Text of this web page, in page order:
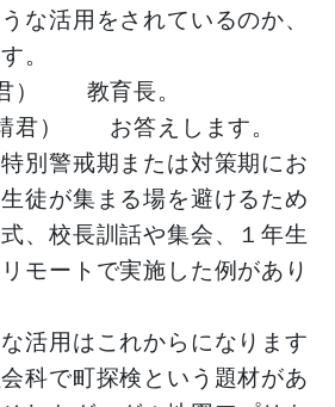
な活用をされているのか、
。
） 教育長。
君） お答えします。
別警戒期または対策期にお
徒が集まる場を避けるため
、校長訓話や集会、１年生
モートで実施した例があり
活用はこれからになります
科で町探検という題材があ